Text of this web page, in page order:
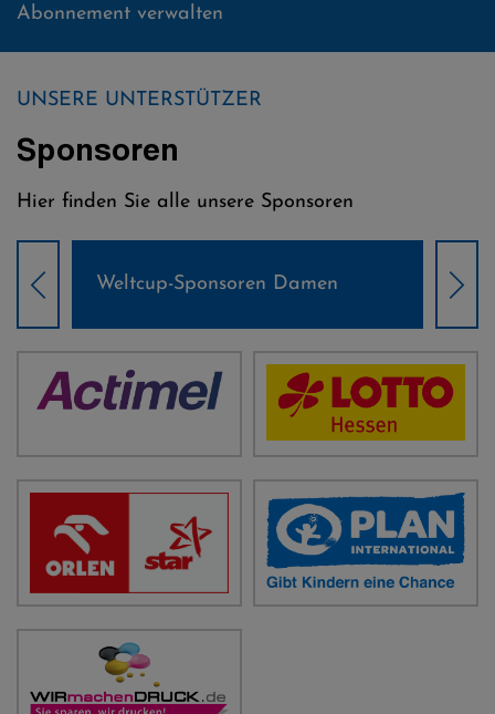
Abonnement verwalten
UNSERE UNTERSTÜTZER
Sponsoren
Hier finden Sie alle unsere Sponsoren
Weltcup-Sponsoren Damen